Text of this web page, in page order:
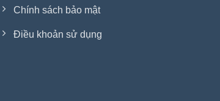
Chính sách bảo mật
Điều khoản sử dụng